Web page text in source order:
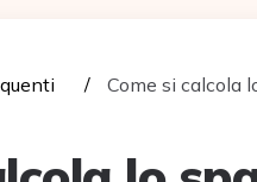
Come si calcola